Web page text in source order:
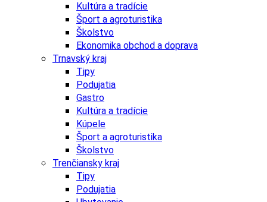
Kultúra a tradície
Šport a agroturistika
Školstvo
Ekonomika obchod a doprava
Trnavský kraj
Tipy
Podujatia
Gastro
Kultúra a tradície
Kúpele
Šport a agroturistika
Školstvo
Trenčiansky kraj
Tipy
Podujatia